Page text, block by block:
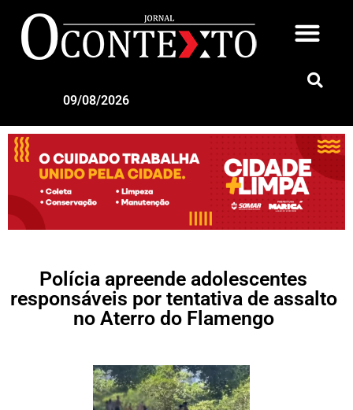
09/08/2026
Polícia apreende adolescentes
responsáveis por tentativa de assalto
no Aterro do Flamengo